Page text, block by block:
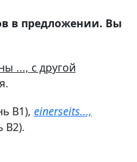
в предложении. Вы
..., с другой
В1), einerseits...,
В2).